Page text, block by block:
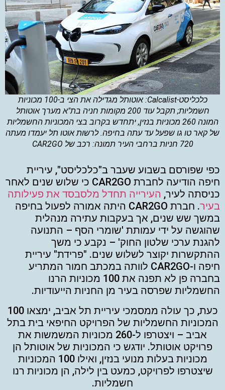
כלכליסט-Calcalist: אוטותל מגדילה את הצי ב-100 מכוניות
חשמליות; תקבל עוד 200 מקומות חניה בת"א מערך אוטותל
המונה 260 מכוניות בנזין, יתחדש בקרוב בצי המכוניות החשמליות
של קאר טו גו שפעל עד עתה בחיפה. לרשות אוטו תל יעמדו מעתה
720 חניות ברחבי העיר תמונה: רכב של CAR2GO
כפי שפורסם בשבוע שעבר ב"כלכליסט", עיריית
חיפה הודיעה לחברת CAR2GO כי שלוש שנים לאחר
כניסתה לעיר, העירייה תחדל מלסבסד את פעילותה
בעיר
. חברת CAR2GO היתה אמורה לפעול בחיפה
במשך שש שנים, אך בעקבות עתירה מנהלית
שהוגשה על ידי עמותת 'שומרי הסף – התנועה
להגנת ערכי שלטון החוק' – נקבע כי משך
ההתקשרות יקוצר לשלוש שנים. "פרידת" עיריית
חיפה ו-CAR2GO לוותה במכתב חמור המתריע
בחברה פן לא תפנה את 100 מכוניות הרנו
החשמליות שפרסה בעיר מן החניות הייעודיות.
כעת, כך עולה ממסמכי עיריית תל אביב, ימצאו 100
המכוניות החשמליות של הפרויקט החיפאי בית בתל
אביב – ויצטרפו ל-260 מכוניות המשמשות את
פרויקט אוטותל. יודגש כי המכוניות של אוטותל הן
מכוניות בעלות מנועי בנזין, ואילו 100 המכוניות
שיצטרפו לפרויקט, כמעט בין לילה, הן מכוניות רנו
חשמליות.